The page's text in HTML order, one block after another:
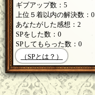
ギブアップ数：5
上位５着以内の解決数：0
あなたがした感想：2
SPをした数：0
SPしてもらった数：0
（SPとは？）